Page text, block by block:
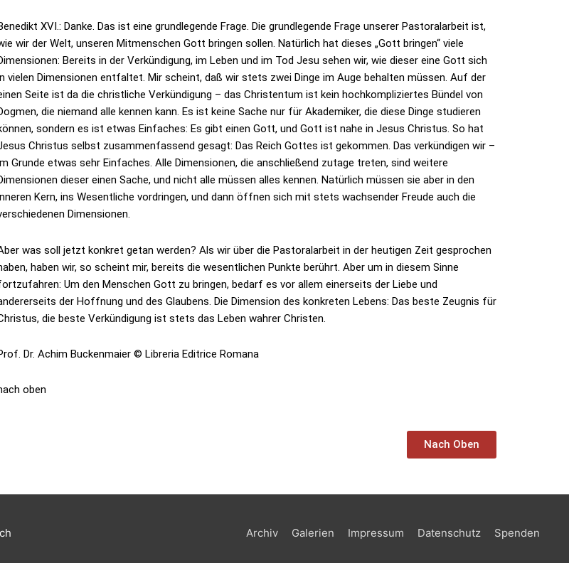
XVI.: Danke. Das ist eine grundlegende Frage. Die grundlegende Frage unserer Pastoralarbeit ist,
wir der Welt, unseren Mitmenschen Gott bringen sollen. Natürlich hat dieses „Gott bringen“ viele
Bereits in der Verkündigung, im Leben und im Tod Jesu sehen wir, wie dieser eine Gott sich
vielen Dimensionen entfaltet. Mir scheint, daß wir stets zwei Dinge im Auge behalten müssen. Auf der
Seite ist da die christliche Verkündigung – das Christentum ist kein hochkompliziertes Bündel von
die niemand alle kennen kann. Es ist keine Sache nur für Akademiker, die diese Dinge studieren
sondern es ist etwas Einfaches: Es gibt einen Gott, und Gott ist nahe in Jesus Christus. So hat
Christus selbst zusammenfassend gesagt: Das Reich Gottes ist gekommen. Das verkündigen wir –
Grunde etwas sehr Einfaches. Alle Dimensionen, die anschließend zutage treten, sind weitere
dieser einen Sache, und nicht alle müssen alles kennen. Natürlich müssen sie aber in den
Kern, ins Wesentliche vordringen, und dann öffnen sich mit stets wachsender Freude auch die
Dimensionen.
was soll jetzt konkret getan werden? Als wir über die Pastoralarbeit in der heutigen Zeit gesprochen
haben wir, so scheint mir, bereits die wesentlichen Punkte berührt. Aber um in diesem Sinne
Um den Menschen Gott zu bringen, bedarf es vor allem einerseits der Liebe und
der Hoffnung und des Glaubens. Die Dimension des konkreten Lebens: Das beste Zeugnis für
die beste Verkündigung ist stets das Leben wahrer Christen.
Dr. Achim Buckenmaier © Libreria Editrice Romana
oben
Nach Oben
Archiv Galerien Impressum Datenschutz Spenden